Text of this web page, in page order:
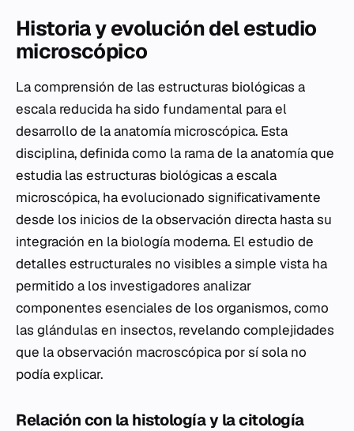
Historia y evolución del estudio
microscópico
La comprensión de las estructuras biológicas a
escala reducida ha sido fundamental para el
desarrollo de la anatomía microscópica. Esta
disciplina, definida como la rama de la anatomía que
estudia las estructuras biológicas a escala
microscópica, ha evolucionado significativamente
desde los inicios de la observación directa hasta su
integración en la biología moderna. El estudio de
detalles estructurales no visibles a simple vista ha
permitido a los investigadores analizar
componentes esenciales de los organismos, como
las glándulas en insectos, revelando complejidades
que la observación macroscópica por sí sola no
podía explicar.
Relación con la histología y la citología